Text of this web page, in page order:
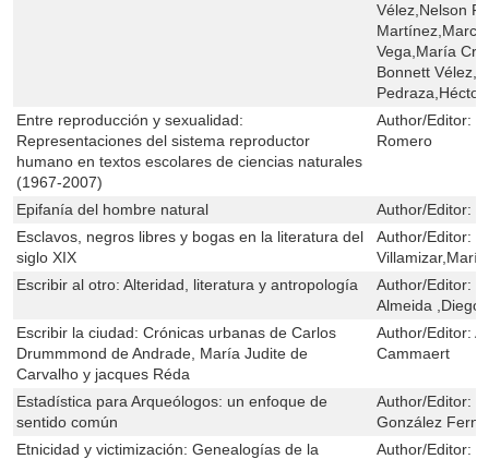
Vélez,Nelson
Vega,María
Bonnett
Entre reproducción y sexualidad:
Representaciones del sistema reproductor
humano en textos escolares de ciencias naturales
(1967-2007)
Author/Editor:
Romero
Epifanía del hombre natural Author/Editor:
Esclavos, negros libres y bogas en la literatura del
siglo XIX
Author/Editor:
Escribir al otro: Alteridad, literatura y antropología
Author/Editor:
Almeida ,Diego
Escribir la ciudad: Crónicas urbanas de Carlos
Drummmond de Andrade, María Judite de
Carvalho y jacques Réda
Author/Editor:
Cammaert
Estadística para Arqueólogos: un enfoque de
sentido común
Author/Editor:
González
Etnicidad y victimización: Genealogías de la
Author/Editor: